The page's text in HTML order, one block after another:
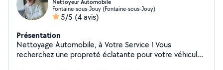
Nettoyeur Automobile
Fontaine-sous-Jouy (Fontaine-sous-Jouy)
5/5 (4 avis)
Présentation
Nettoyage Automobile, à Votre Service ! Vous
recherchez une propreté éclatante pour votre véhicule